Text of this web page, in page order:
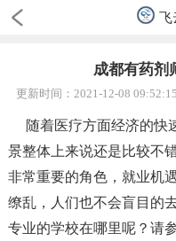
飞
成都有药剂
更新时间：2021-12-08 09:52:15
随着医疗方面经济的快
景整体上来说还是比较不
非常重要的角色，就业机
缭乱，人们也不会盲目的
专业的学校在哪里呢？请